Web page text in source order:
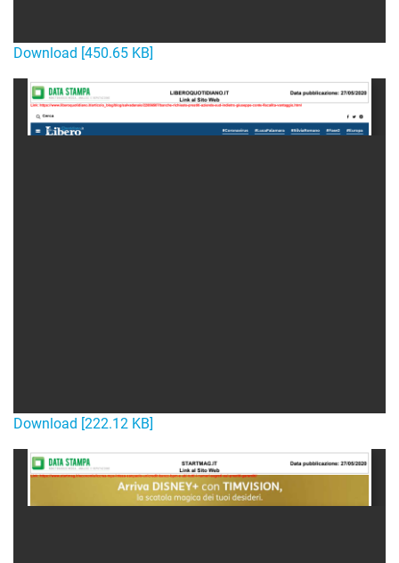
Download [450.65 KB]
Download [222.12 KB]